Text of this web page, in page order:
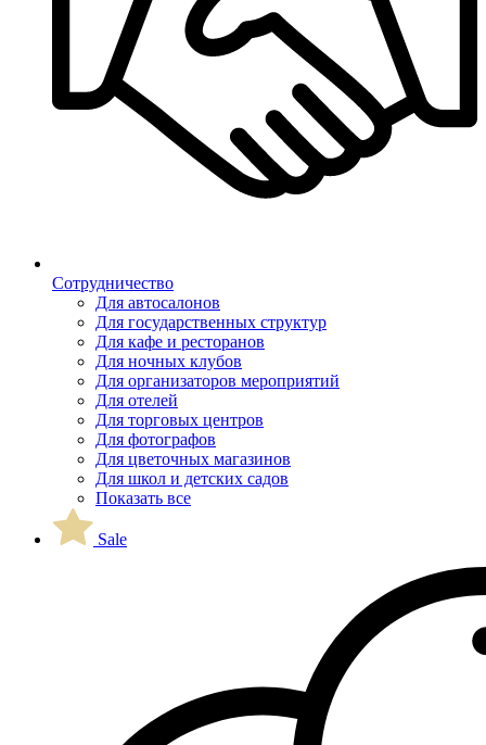
Сотрудничество
Для автосалонов
Для государственных структур
Для кафе и ресторанов
Для ночных клубов
Для организаторов мероприятий
Для отелей
Для торговых центров
Для фотографов
Для цветочных магазинов
Для школ и детских садов
Показать все
Sale